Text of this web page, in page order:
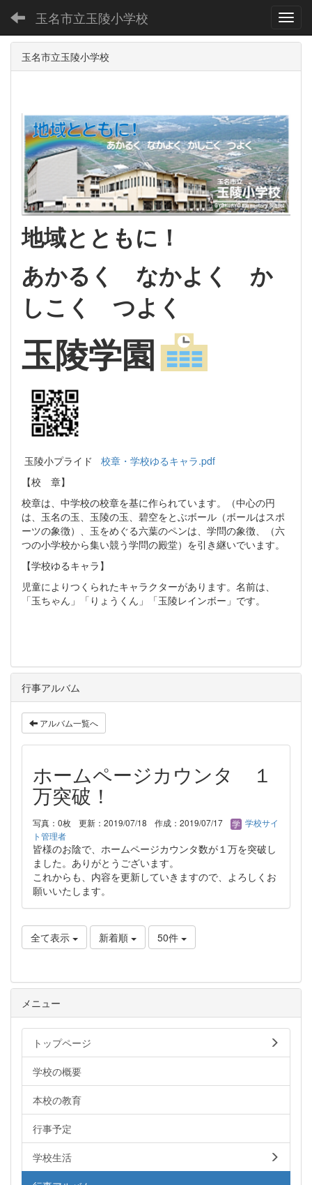
玉名市立玉陵小学校
玉名市立玉陵小学校
地域とともに！
あかるく なかよく か
しこく つよく
玉陵学園
玉陵小プライド 校章・学校ゆるキャラ.pdf
【校 章】
校章は、中学校の校章を基に作られています。（中心の円
は、玉名の玉、玉陵の玉、碧空をとぶボール（ボールはスポ
ーツの象徴）、玉をめぐる六葉のペンは、学問の象徴、（六
つの小学校から集い競う学問の殿堂）を引き継いでいます。
【学校ゆるキャラ】
児童によりつくられたキャラクターがあります。名前は、
「玉ちゃん」「りょうくん」「玉陵レインボー」です。
行事アルバム
アルバム一覧へ
ホームページカウンタ １
万突破！
写真：0枚 更新：2019/07/18 作成：2019/07/17
学校サイ
ト管理者
皆様のお陰で、ホームページカウンタ数が１万を突破し
ました。ありがとうございます。
これからも、内容を更新していきますので、よろしくお
願いいたします。
全て表示 新着順 50件
メニュー
トップページ
学校の概要
本校の教育
行事予定
学校生活